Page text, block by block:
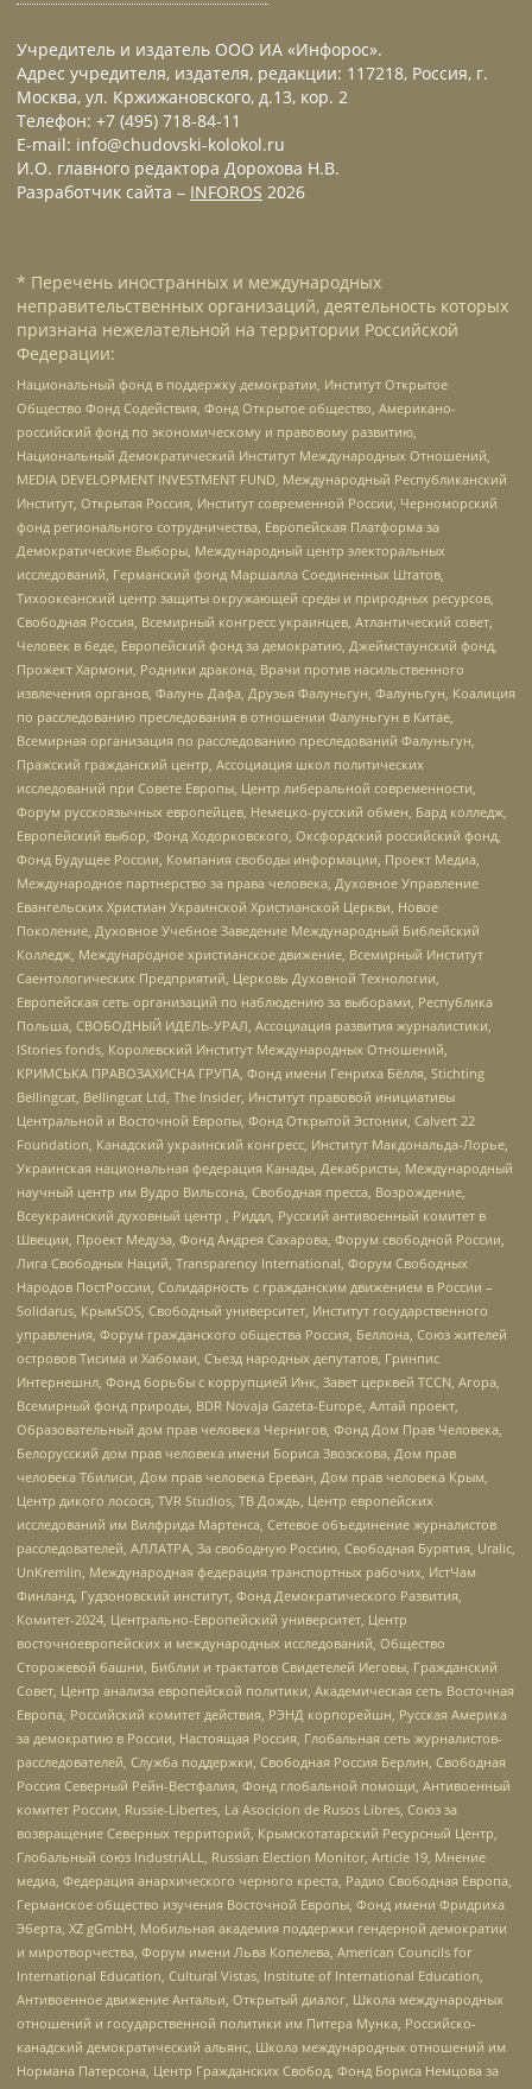
Учредитель и издатель ООО ИА «Инфорос».
Адрес учредителя, издателя, редакции: 117218, Россия, г.
Москва, ул. Кржижановского, д.13, кор. 2
Телефон: +7 (495) 718-84-11
E-mail: info@chudovski-kolokol.ru
И.О. главного редактора Дорохова Н.В.
Разработчик сайта – INFOROS 2026
* Перечень иностранных и международных
неправительственных организаций, деятельность которых
признана нежелательной на территории Российской
Федерации:
Национальный фонд в поддержку демократии, Институт Открытое
Общество Фонд Содействия, Фонд Открытое общество, Американо-
российский фонд по экономическому и правовому развитию,
Национальный Демократический Институт Международных Отношений,
MEDIA DEVELOPMENT INVESTMENT FUND, Международный Республиканский
Институт, Открытая Россия, Институт современной России, Черноморский
фонд регионального сотрудничества, Европейская Платформа за
Демократические Выборы, Международный центр электоральных
исследований, Германский фонд Маршалла Соединенных Штатов,
Тихоокеанский центр защиты окружающей среды и природных ресурсов,
Свободная Россия, Всемирный конгресс украинцев, Атлантический совет,
Человек в беде, Европейский фонд за демократию, Джеймстаунский фонд,
Прожект Хармони, Родники дракона, Врачи против насильственного
извлечения органов, Фалунь Дафа, Друзья Фалуньгун, Фалуньгун, Коалиция
по расследованию преследования в отношении Фалуньгун в Китае,
Всемирная организация по расследованию преследований Фалуньгун,
Пражский гражданский центр, Ассоциация школ политических
исследований при Совете Европы, Центр либеральной современности,
Форум русскоязычных европейцев, Немецко-русский обмен, Бард колледж,
Европейский выбор, Фонд Ходорковского, Оксфордский российский фонд,
Фонд Будущее России, Компания свободы информации, Проект Медиа,
Международное партнерство за права человека, Духовное Управление
Евангельских Христиан Украинской Христианской Церкви, Новое
Поколение, Духовное Учебное Заведение Международный Библейский
Колледж, Международное христианское движение, Всемирный Институт
Саентологических Предприятий, Церковь Духовной Технологии,
Европейская сеть организаций по наблюдению за выборами, Республика
Польша, СВОБОДНЫЙ ИДЕЛЬ-УРАЛ, Ассоциация развития журналистики,
IStories fonds, Королевский Институт Международных Отношений,
КРИМСЬКА ПРАВОЗАХИСНА ГРУПА, Фонд имени Генриха Бёлля, Stichting
Bellingcat, Bellingcat Ltd, The Insider, Институт правовой инициативы
Центральной и Восточной Европы, Фонд Открытой Эстонии, Calvert 22
Foundation, Канадский украинский конгресс, Институт Макдональда-Лорье,
Украинская национальная федерация Канады, Декабристы, Международный
научный центр им Вудро Вильсона, Свободная пресса, Возрождение,
Всеукраинский духовный центр , Риддл, Русский антивоенный комитет в
Швеции, Проект Медуза, Фонд Андрея Сахарова, Форум свободной России,
Лига Свободных Наций, Transparеncy International, Форум Свободных
Народов ПостРоссии, Солидарность с гражданским движением в России –
Solidarus, КрымSOS, Свободный университет, Институт государственного
управления, Форум гражданского общества Россия, Беллона, Союз жителей
островов Тисима и Хабомаи, Съезд народных депутатов, Гринпис
Интернешнл, Фонд борьбы с коррупцией Инк, Завет церквей TCCN, Агора,
Всемирный фонд природы, BDR Novaja Gazeta-Europe, Алтай проект,
Образовательный дом прав человека Чернигов, Фонд Дом Прав Человека,
Белорусский дом прав человека имени Бориса Звозскова, Дом прав
человека Тбилиси, Дом прав человека Ереван, Дом прав человека Крым,
Центр дикого лосося, TVR Studios, ТВ Дождь, Центр европейских
исследований им Вилфрида Мартенса, Сетевое объединение журналистов
расследователей, АЛЛАТРА, За свободную Россию, Свободная Бурятия, Uralic,
UnKremlin, Международная федерация транспортных рабочих, ИстЧам
Финланд, Гудзоновский институт, Фонд Демократического Развития,
Комитет-2024, Центрально-Европейский университет, Центр
восточноевропейских и международных исследований, Общество
Сторожевой башни, Библии и трактатов Свидетелей Иеговы, Гражданский
Совет, Центр анализа европейской политики, Академическая сеть Восточная
Европа, Российский комитет действия, РЭНД корпорейшн, Русская Америка
за демократию в России, Настоящая Россия, Глобальная сеть журналистов-
расследователей, Служба поддержки, Свободная Россия Берлин, Свободная
Россия Северный Рейн-Вестфалия, Фонд глобальной помощи, Антивоенный
комитет России, Russie-Libertes, La Asocicion de Rusos Libres, Союз за
возвращение Северных территорий, Крымскотатарский Ресурсный Центр,
Глобальный союз IndustriALL, Russian Election Monitor, Article 19, Мнение
медиа, Федерация анархического черного креста, Радио Свободная Европа,
Германское общество изучения Восточной Европы, Фонд имени Фридриха
Эберта, XZ gGmbH, Мобильная академия поддержки гендерной демократии
и миротворчества, Форум имени Льва Копелева, American Councils for
International Education, Cultural Vistas, Institute of International Education,
Антивоенное движение Антальи, Открытый диалог, Школа международных
отношений и государственной политики им Питера Мунка, Российско-
канадский демократический альянс, Школа международных отношений им
Нормана Патерсона, Центр Гражданских Свобод, Фонд Бориса Немцова за